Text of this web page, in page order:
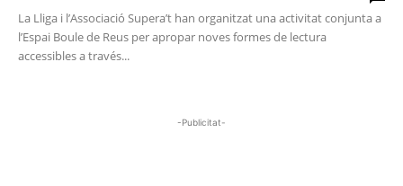
La Lliga i l’Associació Supera’t han organitzat una activitat conjunta a
l’Espai Boule de Reus per apropar noves formes de lectura
accessibles a través...
-Publicitat-